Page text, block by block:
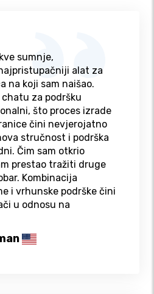
sumnje,
alat za
na koji sam naišao.
za podršku
što proces izrade
čini nevjerojatno
stručnost i podrška
Čim sam otkrio
prestao tražiti druge
Kombinacija
i vrhunske podrške čini
u odnosu na